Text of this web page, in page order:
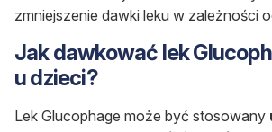
zmniejszenie dawki leku w zależności
Jak dawkować lek
u dzieci?
Lek Glucophage może być stosowany